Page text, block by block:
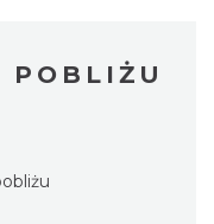
POBLIŻU